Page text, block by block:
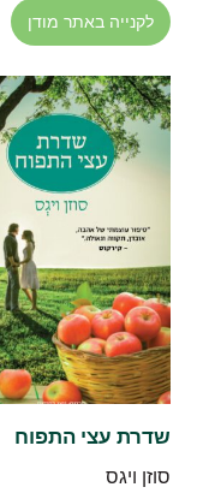
לקנייה באתר מודן
שדרת עצי התפוח
סוזן ויגס